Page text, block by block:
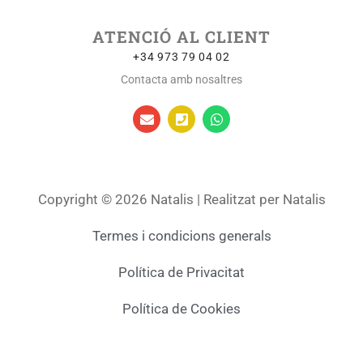
ATENCIÓ AL CLIENT
+34 973 79 04 02
Contacta amb nosaltres
Copyright © 2026 Natalis | Realitzat per Natalis
Termes i condicions generals
Política de Privacitat
Política de Cookies